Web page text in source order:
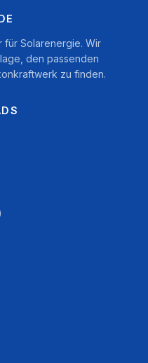
für Solarenergie. Wir
den passenden
zu finden.